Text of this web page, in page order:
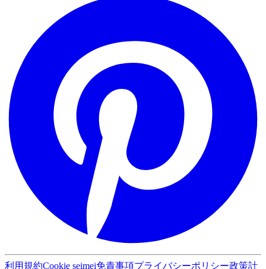
利用規約Cookie seimei免責事項プライバシーポリシー政策計